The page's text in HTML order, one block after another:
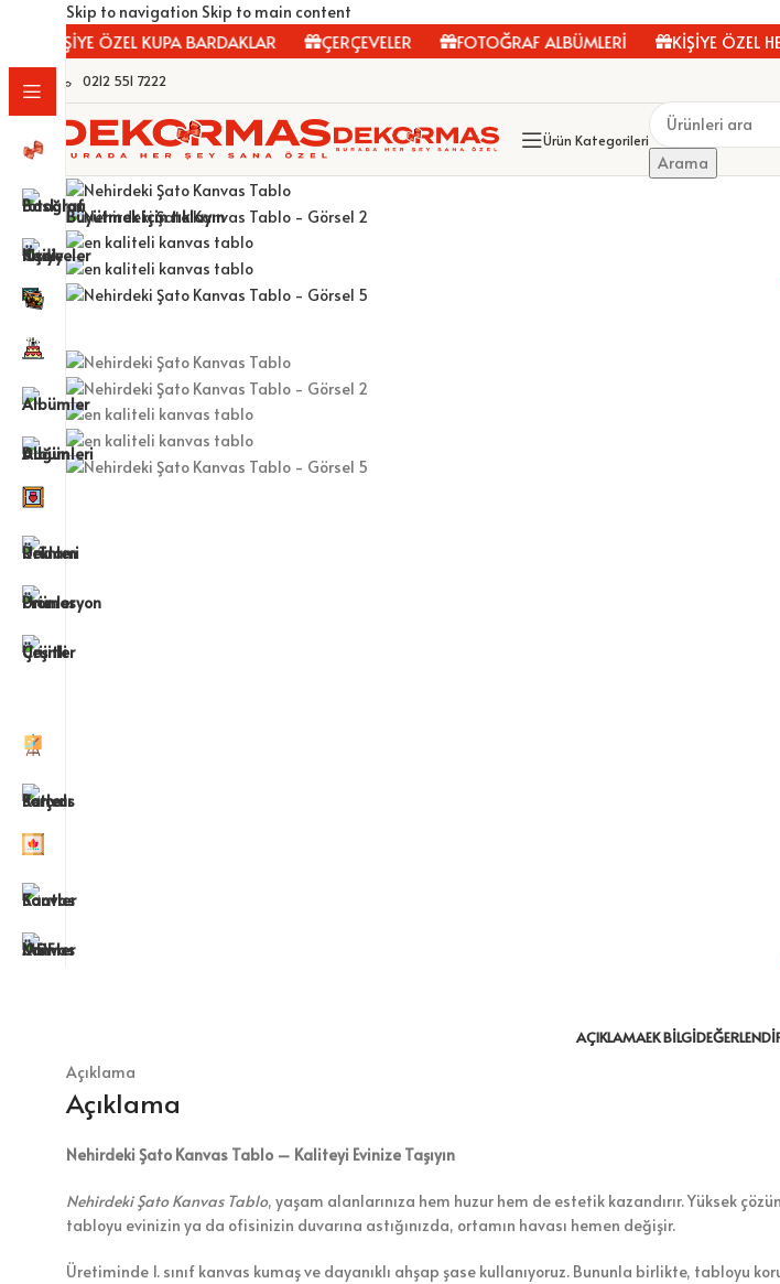
Skip to navigation Skip to main content
KİŞİYE ÖZEL KUPA BARDAKLAR ÇERÇEVELER FOTOĞRAF ALBÜMLERİ KİŞİYE ÖZEL
0212 551 7222
Ürün Kategorileri
Arama
Büyütmek için tıklayın
AÇIKLAMAEK BILGI
Açıklama
Açıklama
Nehirdeki Şato Kanvas Tablo – Kaliteyi Evinize Taşıyın
Nehirdeki Şato Kanvas Tablo, yaşam alanlarınıza hem huzur hem de estetik kazandırır. Yüksek
tabloyu evinizin ya da ofisinizin duvarına astığınızda, ortamın havası hemen değişir.
Üretiminde 1. sınıf kanvas kumaş ve dayanıklı ahşap şase kullanıyoruz. Bununla birlikte, tabloyu